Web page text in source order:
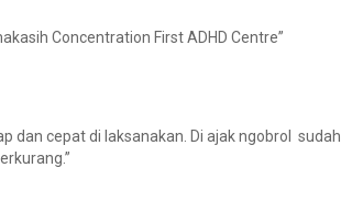
Concentration First ADHD Centre”
dan cepat di laksanakan. Di ajak ngobrol sudah